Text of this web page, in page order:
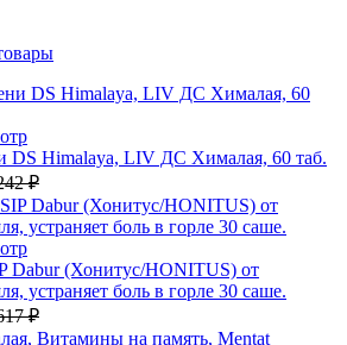
DS Himalaya, LIV ДС Хималая, 60 таб.
₽
Dabur (Хонитус/HONITUS) от
устраняет боль в горле 30 саше.
₽